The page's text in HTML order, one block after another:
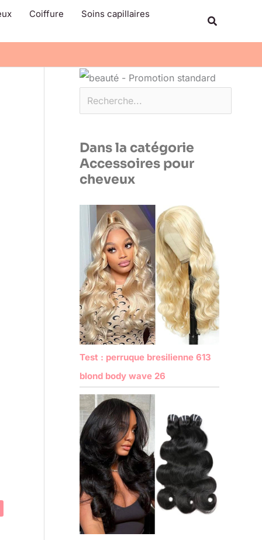
Coiffure Soins capillaires
Rechercher
Dans la catégorie
Accessoires pour
cheveux
Test : perruque bresilienne 613
blond body wave 26